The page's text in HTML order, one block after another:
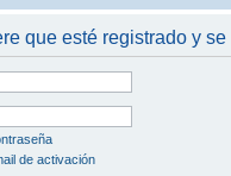
que esté registrado y
de activación